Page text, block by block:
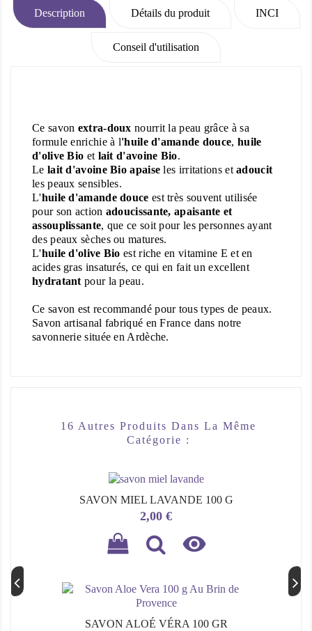
Description Détails du produit INCI
Conseil d'utilisation
Ce savon extra-doux nourrit la peau grâce à sa
formule enrichie à l'huile d'amande douce, huile
d'olive Bio et lait d'avoine Bio.
Le lait d'avoine Bio apaise les irritations etadoucit
les peaux sensibles.
L'huile d'amande douce est très souvent utilisée
pour son action adoucissante, apaisante et
assouplissante, que ce soit pour les personnes ayant
des peaux sèches ou matures.
L'huile d'olive Bio est riche en vitamine E et en
acides gras insaturés, ce qui en fait un excellent
hydratant pour la peau.
Ce savon est recommandé pour tous types de peaux.
Savon artisanal fabriqué en France dans notre
savonnerie située en Ardèche.
16 Autres Produits Dans La Même
Catégorie :
SAVON MIEL LAVANDE 100 G
Prix
2,00 €

SAVON ALOÉ VÉRA 100 GR